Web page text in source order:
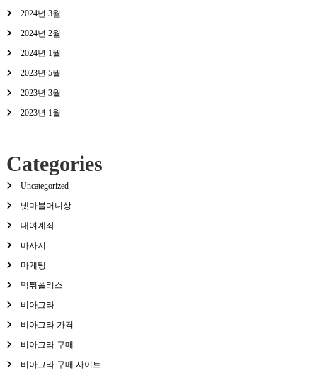
2024년 3월
2024년 2월
2024년 1월
2023년 5월
2023년 3월
2023년 1월
Categories
Uncategorized
넷마블머니상
대여계좌
마사지
마케팅
먹튀폴리스
비아그라
비아그라 가격
비아그라 구매
비아그라 구매 사이트